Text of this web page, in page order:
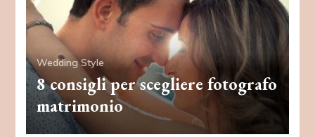
Wedding Style
8 consigli per scegliere fotografo
matrimonio